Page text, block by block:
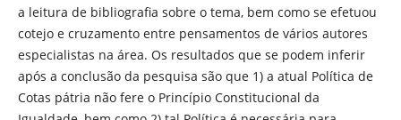
a leitura de bibliografia sobre o tema, bem como se efetuou
cotejo e cruzamento entre pensamentos de vários autores
especialistas na área. Os resultados que se podem inferir
após a conclusão da pesquisa são que 1) a atual Política de
Cotas pátria não fere o Princípio Constitucional da